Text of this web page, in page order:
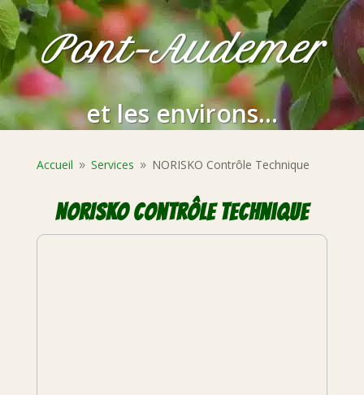
Pont-Audemer
et les environs...
Accueil 9 Services 9 NORISKO Contrôle Technique
NORISKO Contrôle Technique